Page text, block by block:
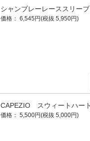
シャンブレーレーススリー
価格： 6,545円(税抜 5,950円)
CAPEZIO スウィートハー
価格： 5,500円(税抜 5,000円)